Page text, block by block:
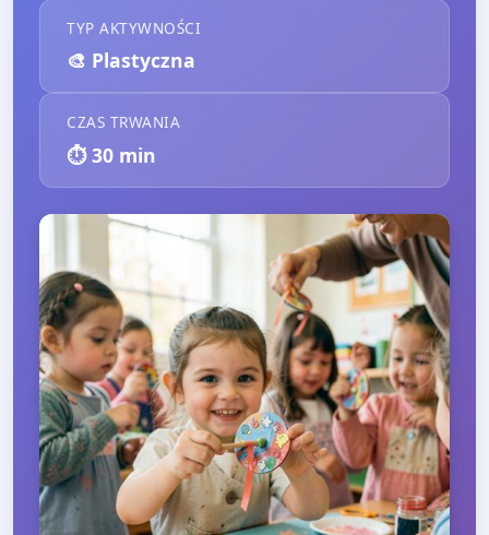
TYP AKTYWNOŚCI
🎨 Plastyczna
CZAS TRWANIA
⏱️30 min